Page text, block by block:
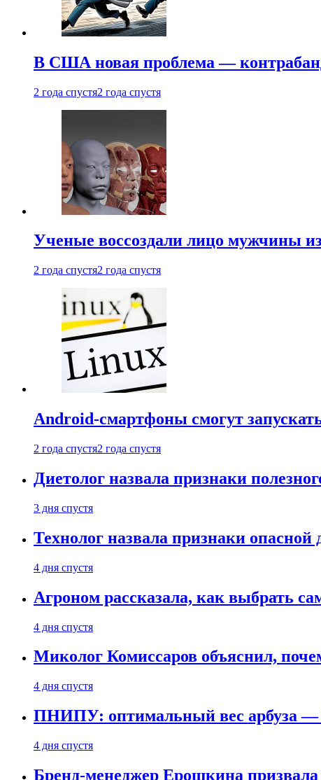
В США новая проблема —
2 года спустя2 года спустя
Ученые воссоздали лицо мужчины
2 года спустя2 года спустя
Android-смартфоны смогут
2 года спустя2 года спустя
Диетолог назвала признаки
3 дня спустя
Технолог назвала признаки опасной
4 дня спустя
Агроном рассказала, как выбрать
4 дня спустя
Миколог Комиссаров объяснил,
4 дня спустя
ПНИПУ: оптимальный вес арбуза —
4 дня спустя
Бренд-менеджер Ерошкина